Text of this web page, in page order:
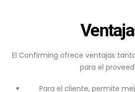
El Confirming ofrece ventajas
para el
Para el cliente, permite